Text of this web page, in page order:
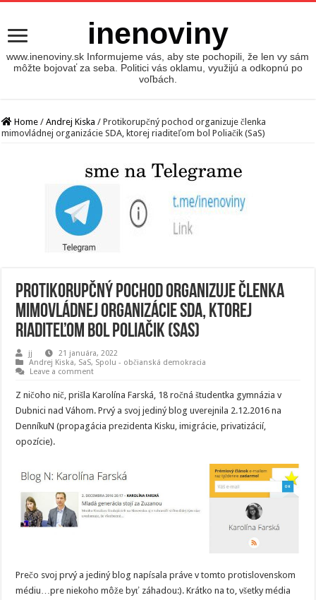
inenoviny
www.inenoviny.sk Informujeme vás, aby ste pochopili, že len vy sám
môžte bojovať za seba. Politici vás oklamu, využijú a odkopnú po
voľbách.
Home / Andrej Kiska / Protikorupčný pochod organizuje členka
mimovládnej organizácie SDA, ktorej riaditeľom bol Poliačik (SaS)
Protikorupčný pochod organizuje členka
mimovládnej organizácie SDA, ktorej
riaditeľom bol Poliačik (SaS)
jj
21 januára, 2022
Andrej Kiska, SaS, Spolu - občianská demokracia
Leave a comment
Z ničoho nič, prišla Karolína Farská, 18 ročná študentka gymnázia v
Dubnici nad Váhom. Prvý a svoj jediný blog uverejnila 2.12.2016 na
DenníkuN (propagácia prezidenta Kisku, imigrácie, privatizácií,
opozície).
Prečo svoj prvý a jediný blog napísala práve v tomto protislovenskom
médiu…pre niekoho môže byť záhadou:). Krátko na to, všetky média